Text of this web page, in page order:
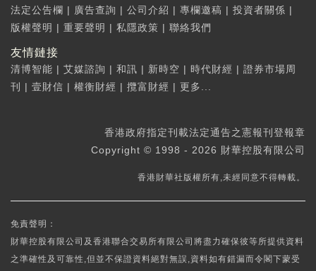
法定公告欄 | 廣告查詢 | 公司介紹 | 專欄邀稿 | 投資者關係 |
版權聲明 | 重要聲明 | 私隱政策 | 聯絡我們
友情鏈接
清博智能 | 艾媒諮詢 | 和訊 | 新時空 | 時代財經 | 證券市場周
刊
| 壹財信 | 權衡財經 | 攬富財經 | 更多...
香港政府指定刊載法定通告之憲報刊登報章
Copyright © 1998 - 2026 財華控股有限公司
香港財華社版權所有,未經同意不得轉載。
免責聲明：
財華控股有限公司及香港聯合交易所有限公司將盡力確保彼等所提供資料
之準確性及可靠性,但並不保證資料絕對無誤,資料如有錯漏而令閣下蒙受